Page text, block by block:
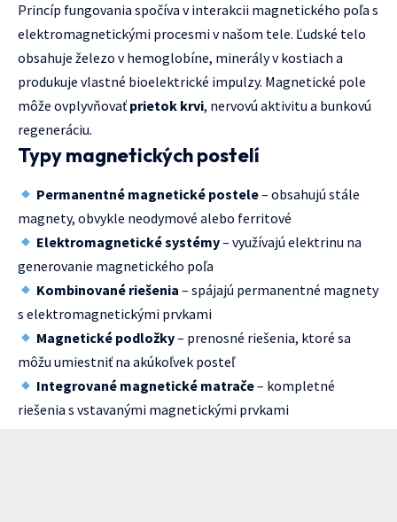
Princíp fungovania spočíva v interakcii magnetického poľa s
elektromagnetickými procesmi v našom tele. Ľudské telo
obsahuje železo v hemoglobíne, minerály v kostiach a
produkuje vlastné bioelektrické impulzy. Magnetické pole
môže ovplyvňovať prietok krvi, nervovú aktivitu a bunkovú
regeneráciu.
Typy magnetických postelí
Permanentné magnetické postele– obsahujú stále
magnety, obvykle neodymové alebo ferritové
Elektromagnetické systémy– využívajú elektrinu na
generovanie magnetického poľa
Kombinované riešenia – spájajú permanentné magnety
s elektromagnetickými prvkami
Magnetické podložky– prenosné riešenia, ktoré sa
môžu umiestniť na akúkoľvek posteľ
Integrované magnetické matrače– kompletné
riešenia s vstavanými magnetickými prvkami